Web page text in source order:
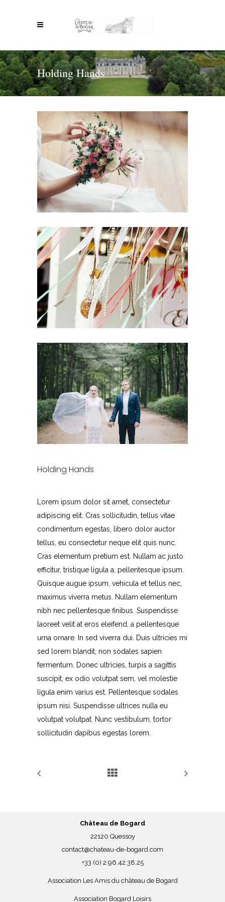
Holding Hands
Holding Hands
Lorem ipsum dolor sit amet, consectetur
adipiscing elit. Cras sollicitudin, tellus vitae
condimentum egestas, libero dolor auctor
tellus, eu consectetur neque elit quis nunc.
Cras elementum pretium est. Nullam ac justo
efficitur, tristique ligula a, pellentesque ipsum.
Quisque augue ipsum, vehicula et tellus nec,
maximus viverra metus. Nullam elementum
nibh nec pellentesque finibus. Suspendisse
laoreet velit at eros eleifend, a pellentesque
urna ornare. In sed viverra dui. Duis ultricies mi
sed lorem blandit, non sodales sapien
fermentum. Donec ultricies, turpis a sagittis
suscipit, ex odio volutpat sem, vel molestie
ligula enim varius est. Pellentesque sodales
ipsum nisi. Suspendisse ultrices nulla eu
volutpat volutpat. Nunc vestibulum, tortor
sollicitudin dapibus egestas lorem.
Château de Bogard
22120 Quessoy
contact@chateau-de-bogard.com
+33 (0) 2.96.42.38.25
Association Les Amis du château de Bogard
Association Bogard Loisirs